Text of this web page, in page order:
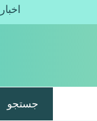
اخبار
جستجو